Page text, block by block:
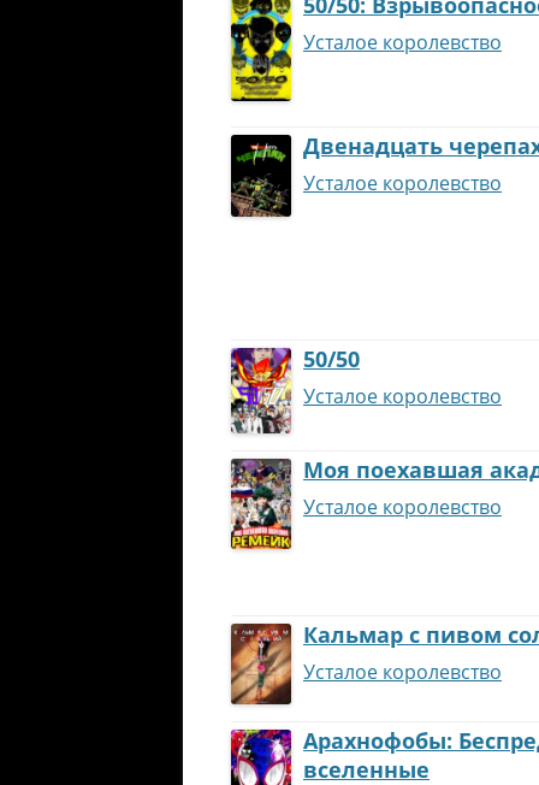
Усталое королевство
Двенадцать
Усталое королевство
50/50
Усталое королевство
Моя поехавшая
Усталое королевство
Кальмар с пивом
Усталое королевство
Арахнофобы:
вселенные